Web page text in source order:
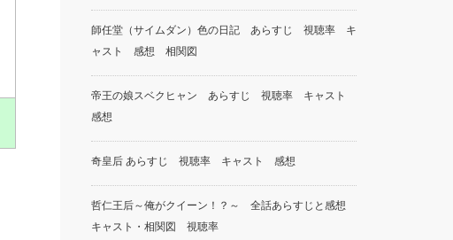
師任堂（サイムダン）色の日記 あらすじ 視聴率 キ
ャスト 感想 相関図
帝王の娘スベクヒャン あらすじ 視聴率 キャスト
感想
奇皇后 あらすじ 視聴率 キャスト 感想
哲仁王后～俺がクイーン！？～ 全話あらすじと感想
キャスト・相関図 視聴率